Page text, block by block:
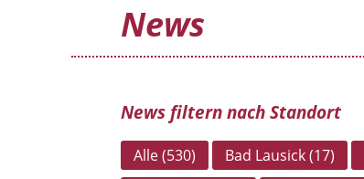
News
News filtern nach Standort
Alle (530) Bad Lausick (17)